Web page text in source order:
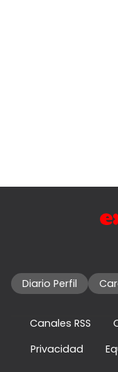
Diario Perfil
Canales RSS
Privacidad